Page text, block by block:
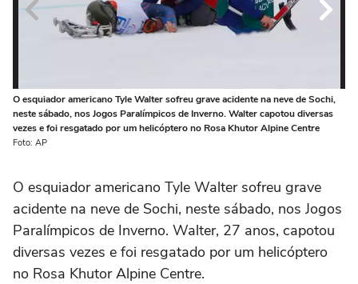
O esquiador americano Tyle Walter sofreu grave acidente na neve de Sochi,
neste sábado, nos Jogos Paralímpicos de Inverno. Walter capotou diversas
vezes e foi resgatado por um helicóptero no Rosa Khutor Alpine Centre
Foto: AP
O esquiador americano Tyle Walter sofreu grave
acidente na neve de Sochi, neste sábado, nos Jogos
Paralímpicos de Inverno. Walter, 27 anos, capotou
diversas vezes e foi resgatado por um helicóptero
no Rosa Khutor Alpine Centre.